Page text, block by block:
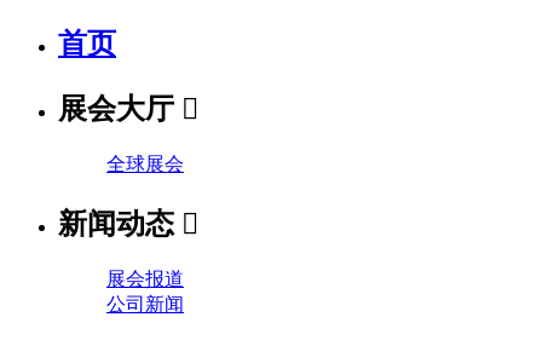
首页
展会大厅 
全球展会
新闻动态 
展会报道
公司新闻